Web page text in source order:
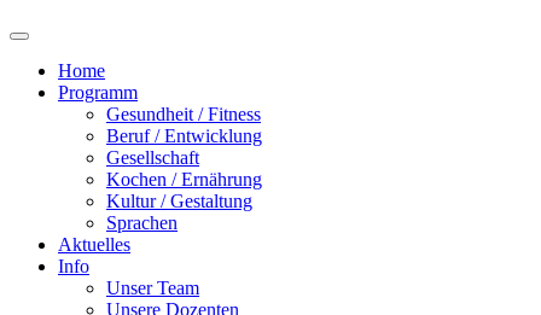
Home
Programm
Gesundheit / Fitness
Beruf / Entwicklung
Gesellschaft
Kochen / Ernährung
Kultur / Gestaltung
Sprachen
Aktuelles
Info
Unser Team
Unsere Dozenten